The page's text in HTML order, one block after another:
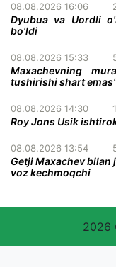
08.08.2026 16:06
Dyubua va Uordli
bo'ldi
08.08.2026 15:33
Maxachevning
tushirishi shart
08.08.2026 14:30
Roy Jons Usik
08.08.2026 13:54
Getji Maxachev bilan
voz kechmoqchi
2026